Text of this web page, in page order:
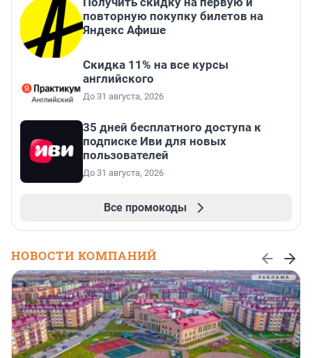
повторную покупку билетов на
Яндекс Афише
Скидка 11% на все курсы
английского
До 31 августа, 2026
35 дней бесплатного доступа к
подписке Иви для новых
пользователей
До 31 августа, 2026
Все промокоды
НОВОСТИ КОМПАНИЙ